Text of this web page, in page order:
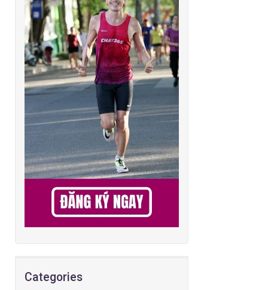
Categories